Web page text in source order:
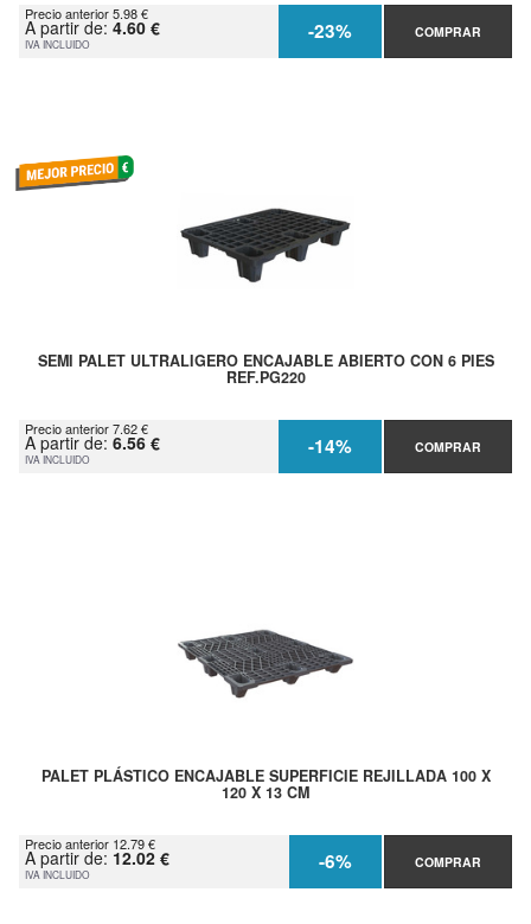
Precio anterior 5.98 €
A partir de: 4.60 €
IVA INCLUIDO -23% COMPRAR
SEMI PALET ULTRALIGERO ENCAJABLE ABIERTO CON 6 PIES
REF.PG220
Precio anterior 7.62 €
A partir de: 6.56 €
IVA INCLUIDO -14% COMPRAR
PALET PLÁSTICO ENCAJABLE SUPERFICIE REJILLADA 100 X
120 X 13 CM
Precio anterior 12.79 €
A partir de: 12.02 €
IVA INCLUIDO -6% COMPRAR